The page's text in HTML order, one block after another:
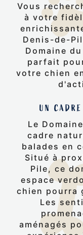
Vous
à votre
Denis-de-
Domaine
parfait
votre chien
UN
Le
cadre
balades en
Situé à
Pile, ce
espace
chien pourra
Les
aménagés